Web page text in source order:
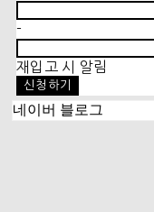
-
재입고 시 알림
신청하기
네이버 블로그